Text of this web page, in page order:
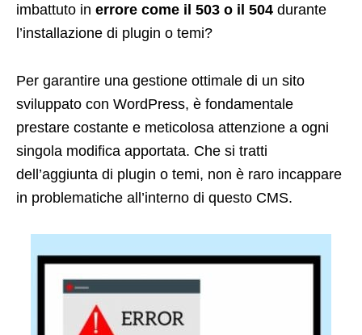
imbattuto in errore come il 503 o il 504 durante
l’installazione di plugin o temi?
Per garantire una gestione ottimale di un sito
sviluppato con WordPress, è fondamentale
prestare costante e meticolosa attenzione a ogni
singola modifica apportata. Che si tratti
dell’aggiunta di plugin o temi, non è raro incappare
in problematiche all’interno di questo CMS.